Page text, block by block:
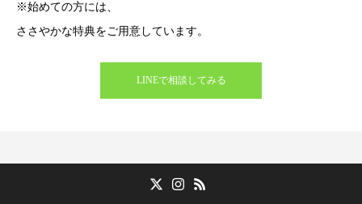
※始めての方には、
ささやかな特典をご用意しています。
LINEで相談してみる